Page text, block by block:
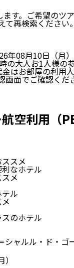
す。ご希望のツ
再検索ください。
年08月10日（月
の大人お1人様の
はお部屋の利用
画面でご確認くだ
空利用（
スメ
なホテル
メ
ル
のホテル
シャルル・ド・ゴ